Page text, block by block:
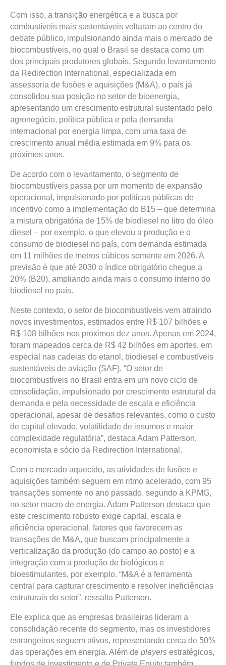
Com isso, a transição energética e a busca por
combustíveis mais sustentáveis voltaram ao centro do
debate público, impulsionando ainda mais o mercado de
biocombustíveis, no qual o Brasil se destaca como um
dos principais produtores globais. Segundo levantamento
da Redirection International, especializada em
assessoria de fusões e aquisições (M&A), o país já
consolidou sua posição no setor de bioenergia,
apresentando um crescimento estrutural sustentado pelo
agronegócio, política pública e pela demanda
internacional por energia limpa, com uma taxa de
crescimento anual média estimada em 9% para os
próximos anos.
De acordo com o levantamento, o segmento de
biocombustíveis passa por um momento de expansão
operacional, impulsionado por políticas públicas de
incentivo como a implementação do B15 – que determina
a mistura obrigatória de 15% de biodiesel no litro do óleo
diesel – por exemplo, o que elevou a produção e o
consumo de biodiesel no país, com demanda estimada
em 11 milhões de metros cúbicos somente em 2026. A
previsão é que até 2030 o índice obrigatório chegue a
20% (B20), ampliando ainda mais o consumo interno do
biodiesel no país.
Neste contexto, o setor de biocombustíveis vem atraindo
novos investimentos, estimados entre R$ 107 bilhões e
R$ 108 bilhões nos próximos dez anos. Apenas em 2024,
foram mapeados cerca de R$ 42 bilhões em aportes, em
especial nas cadeias do etanol, biodiesel e combustíveis
sustentáveis de aviação (SAF). “O setor de
biocombustíveis no Brasil entra em um novo ciclo de
consolidação, impulsionado por crescimento estrutural da
demanda e pela necessidade de escala e eficiência
operacional, apesar de desafios relevantes, como o custo
de capital elevado, volatilidade de insumos e maior
complexidade regulatória”, destaca Adam Patterson,
economista e sócio da Redirection International.
Com o mercado aquecido, as atividades de fusões e
aquisições também seguem em ritmo acelerado, com 95
transações somente no ano passado, segundo a KPMG,
no setor macro de energia. Adam Patterson destaca que
este crescimento robusto exige capital, escala e
eficiência operacional, fatores que favorecem as
transações de M&A, que buscam principalmente a
verticalização da produção (do campo ao posto) e a
integração com a produção de biológicos e
bioestimulantes, por exemplo. “M&A é a ferramenta
central para capturar crescimento e resolver ineficiências
estruturais do setor”, ressalta Patterson.
Ele explica que as empresas brasileiras lideram a
consolidação recente do segmento, mas os investidores
estrangeiros seguem ativos, representando cerca de 50%
das operações em energia. Além de players estratégicos,